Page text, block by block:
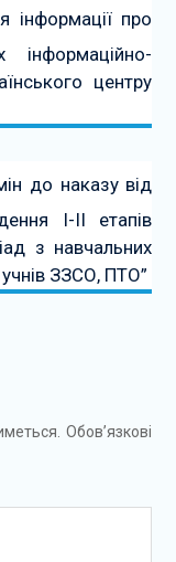
інформації про
центру
до наказу від
І-ІІ етапів
з навчальних
ЗЗСО, ПТО”
Обов’язкові